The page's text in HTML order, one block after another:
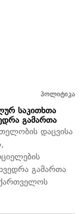
პოლიტიკა
საკითხთა
გამართა
დაცვისა
გამართა